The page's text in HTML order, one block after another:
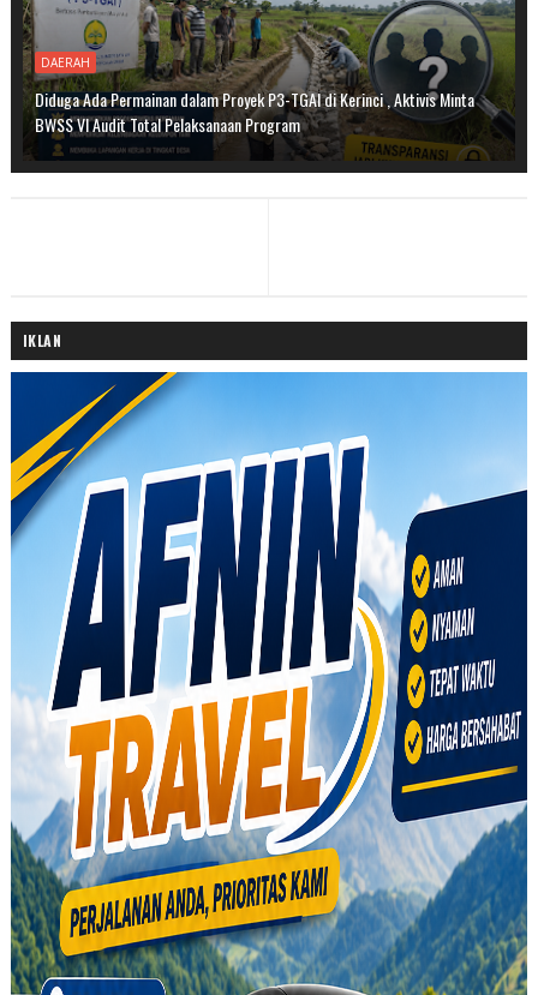
DAERAH
Diduga Ada Permainan dalam Proyek P3-TGAI di Kerinci , Aktivis Minta
BWSS VI Audit Total Pelaksanaan Program
IKLAN